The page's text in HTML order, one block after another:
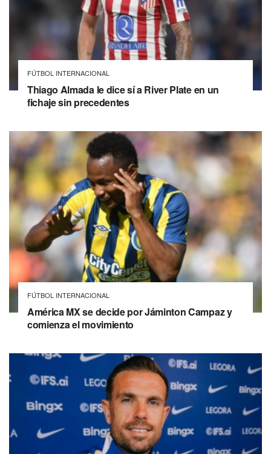
FÚTBOL INTERNACIONAL
Thiago Almada le dice sí a River Plate en un
fichaje sin precedentes
FÚTBOL INTERNACIONAL
América MX se decide por Jáminton Campaz y
comienza el movimiento